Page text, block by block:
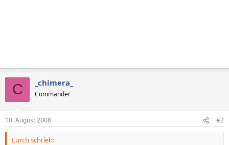
C _chimera_
Commander
10. August 2008 #2
Lurch schrieb: